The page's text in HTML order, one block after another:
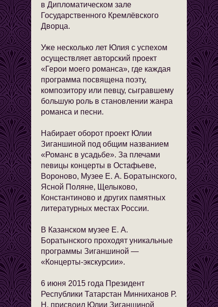
в Дипломатическом зале
Государственного Кремлёвского
Дворца.
Уже несколько лет Юлия с успехом
осуществляет авторский проект
«Герои моего романса», где каждая
программа посвящена поэту,
композитору или певцу, сыгравшему
большую роль в становлении жанра
романса и песни.
Набирает оборот проект Юлии
Зиганшиной под общим названием
«Романс в усадьбе». За плечами
певицы концерты в Остафьеве,
Вороново, Музее Е. А. Боратынского,
Ясной Поляне, Щелыково,
Константиново и других памятных
литературных местах России.
В Казанском музее Е. А.
Боратынского проходят уникальные
программы Зиганшиной —
«Концерты-экскурсии».
6 июня 2015 года Президент
Республики Татарстан Минниханов Р.
Н. присвоил Юлии Зиганшиной